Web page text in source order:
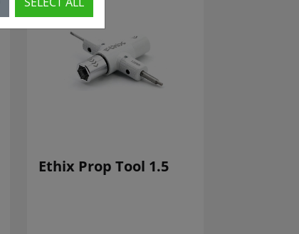
Ethix Prop Tool 1.5